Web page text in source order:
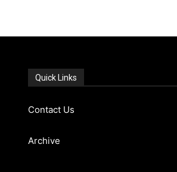
Quick Links
Contact Us
Archive